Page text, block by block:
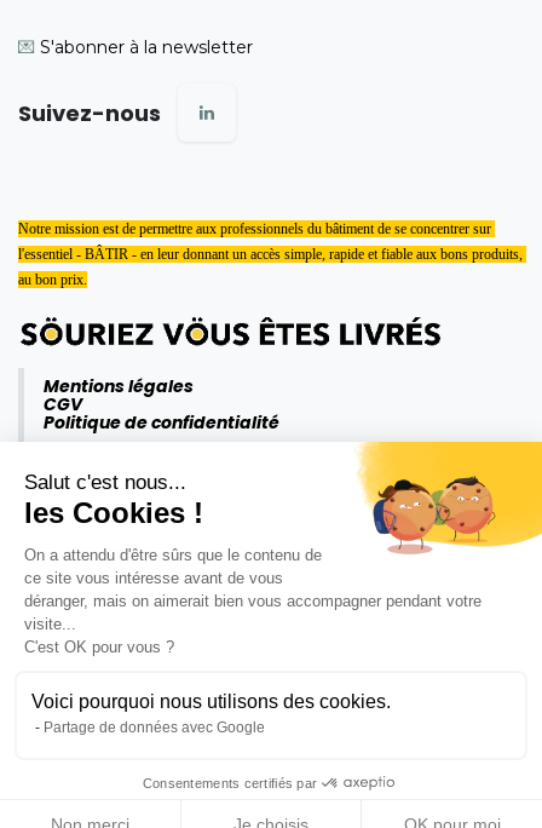
Salut c'est nous...
les Cookies !
On a attendu d'être sûrs que le contenu de
ce site vous intéresse avant de vous
déranger, mais on aimerait bien vous accompagner pendant votre
visite...
C'est OK pour vous ?
Voici pourquoi nous utilisons des cookies.
Partage de données avec Google
Consentements certifiés par
💌 S'abonner à la newsletter
Suivez-nous
Notre mission est de permettre aux professionnels du bâtiment de se concentrer sur
l'essentiel - BÂTIR - en leur donnant un accès simple, rapide et fiable aux bons produits,
au bon prix.
Mentions légales
CGV
Politique de confidentialité
Copyright ©Krömm 2026